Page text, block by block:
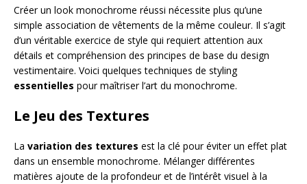
Créer un look monochrome réussi nécessite plus qu’une
simple association de vêtements de la même couleur. Il s’agit
d’un véritable exercice de style qui requiert attention aux
détails et compréhension des principes de base du design
vestimentaire. Voici quelques techniques de styling
essentielles pour maîtriser l’art du monochrome.
Le Jeu des Textures
La variation des textures est la clé pour éviter un effet plat
dans un ensemble monochrome. Mélanger différentes
matières ajoute de la profondeur et de l’intérêt visuel à la